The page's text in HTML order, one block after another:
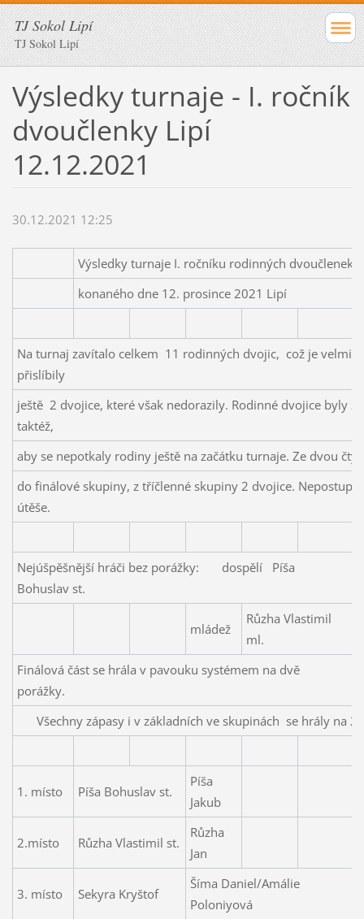
TJ Sokol Lipí
TJ Sokol Lipí
Výsledky turnaje - I. ročník
dvoučlenky Lipí
12.12.2021
30.12.2021 12:25
Výsledky turnaje I. ročníku rodinných dvoučlenek
konaného dne 12. prosince 2021 Lipí
Na turnaj zavítalo celkem 11 rodinných dvojic, což je velmi
přislíbily
ještě 2 dvojice, které však nedorazily. Rodinné dvojice byly
taktéž,
aby se nepotkaly rodiny ještě na začátku turnaje. Ze dvou
do finálové skupiny, z tříčlenné skupiny 2 dvojice.
útěše.
Nejúšpěšnější hráči bez porážky: dospělí Píša
Bohuslav st.
mládež
Růzha Vlastimil
ml.
Finálová část se hrála v pavouku systémem na dvě
porážky.
Všechny zápasy i v základních ve skupinách se hrály na
1. místo Píša Bohuslav st.
Píša
Jakub
2.místo Růzha Vlastimil st.
Růzha
Jan
3. místo Sekyra Kryštof
Šíma Daniel/Amálie
Poloniyová